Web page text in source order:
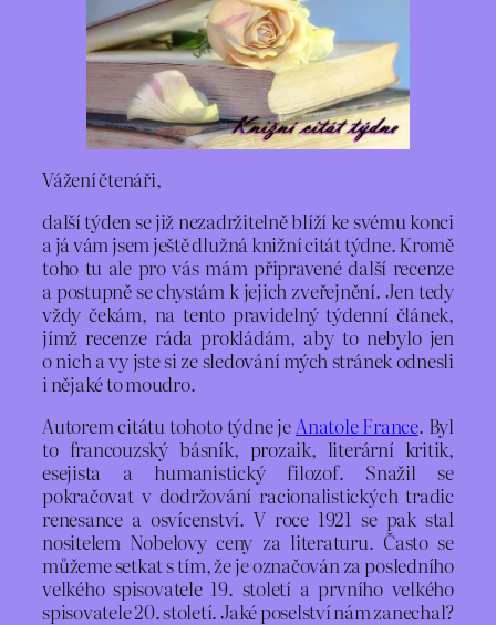
Vážení čtenáři,
další týden se již nezadržitelně blíží ke svému konci
a já vám jsem ještě dlužná knižní citát týdne. Kromě
toho tu ale pro vás mám připravené další recenze
a postupně se chystám k jejich zveřejnění. Jen tedy
vždy čekám, na tento pravidelný týdenní článek,
jímž recenze ráda prokládám, aby to nebylo jen
o nich a vy jste si ze sledování mých stránek odnesli
i nějaké to moudro.
Autorem citátu tohoto týdne je Anatole France. Byl
to francouzský básník, prozaik, literární kritik,
esejista a humanistický filozof. Snažil se
pokračovat v dodržování racionalistických tradic
renesance a osvícenství. V roce 1921 se pak stal
nositelem Nobelovy ceny za literaturu. Často se
můžeme setkat s tím, že je označován za posledního
velkého spisovatele 19. století a prvního velkého
spisovatele 20. století. Jaké poselství nám zanechal?